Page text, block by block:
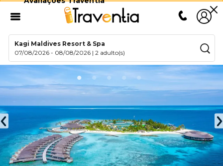
Kagi Maldives Resort & Spa
07/08/2026 - 08/08/2026 |2 adulto(s)